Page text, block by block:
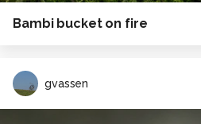
Bambi bucket on fire
gvassen